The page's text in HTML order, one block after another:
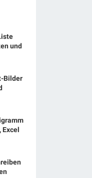
und
Bilder
Excel